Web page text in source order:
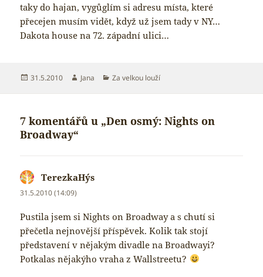
taky do hajan, vygůglím si adresu místa, které
přecejen musím vidět, když už jsem tady v NY…
Dakota house na 72. západní ulici…
Publikováno:
31.5.2010 Autor:
Jana Rubriky:
Za velkou louží
7 komentářů u „Den osmý: Nights on
Broadway“
TerezkaHýs
31.5.2010 (14:09)
Pustila jsem si Nights on Broadway a s chutí si
přečetla nejnovější příspěvek. Kolik tak stojí
představení v nějakým divadle na Broadwayi?
Potkalas nějakýho vraha z Wallstreetu?